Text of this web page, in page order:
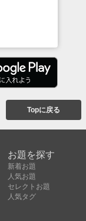
Topに戻る
お題を探す
新着お題
人気お題
セレクトお題
人気タグ